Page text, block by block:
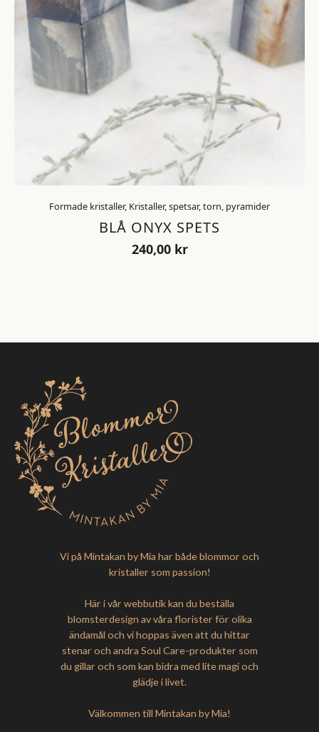
Formade kristaller, Kristaller, spetsar, torn, pyramider
BLÅ ONYX SPETS
240,00 kr
Vi på Mintakan by Mia har både blommor och
kristaller som passion!
Här i vår webbutik kan du beställa
blomsterdesign av våra florister för olika
ändamål och vi hoppas även att du hittar
stenar och andra Soul Care-produkter som
du gillar och som kan bidra med lite magi och
glädje i livet.
Välkommen till Mintakan by Mia!